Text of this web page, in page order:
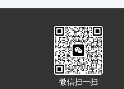
微信扫一扫